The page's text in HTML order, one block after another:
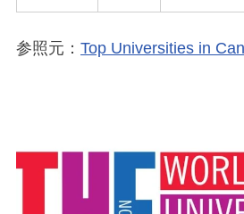
参照元： Top Universities in